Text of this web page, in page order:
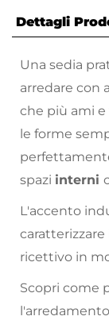
Dettagli
Una sedia
arredare con
che più ami
le forme
spazi interni
L'accento
ricettivo in
Scopri come